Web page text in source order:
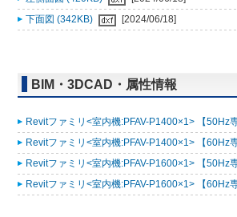
下面図 (342KB)
[2024/06/18]
BIM・3DCAD・属性情報
Revitファミリ<室内機:PFAV-P1400×1> 【50Hz
Revitファミリ<室内機:PFAV-P1400×1> 【60Hz
Revitファミリ<室内機:PFAV-P1600×1> 【50Hz
Revitファミリ<室内機:PFAV-P1600×1> 【60Hz